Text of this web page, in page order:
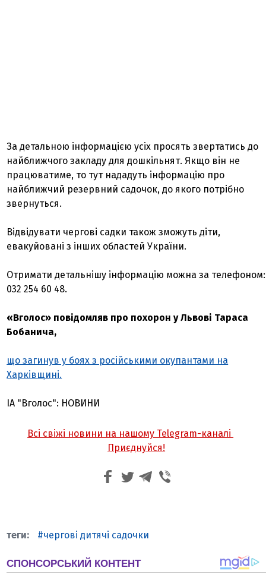
За детальною інформацією усіх просять звертатись до
найближчого закладу для дошкільнят. Якщо він не
працюватиме, то тут нададуть інформацію про
найближчий резервний садочок, до якого потрібно
звернуться.
Відвідувати чергові садки також зможуть діти,
евакуйовані з інших областей України.
Отримати детальнішу інформацію можна за телефоном:
032 254 60 48.
«Вголос» повідомляв про похорон у Львові Тараса
Бобанича,
що загинув у боях з російськими окупантами на
Харківщині.
ІА "Вголос": НОВИНИ
Всі свіжі новини на нашому Telegram-каналі
Приєднуйся!
чергові дитячі садочки